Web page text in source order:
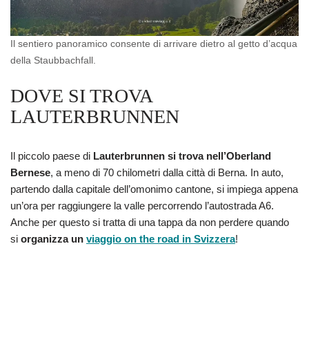
Il sentiero panoramico consente di arrivare dietro al getto d’acqua
della Staubbachfall.
DOVE SI TROVA
LAUTERBRUNNEN
Il piccolo paese di Lauterbrunnen si trova nell’Oberland
Bernese, a meno di 70 chilometri dalla città di Berna. In auto,
partendo dalla capitale dell’omonimo cantone, si impiega appena
un’ora per raggiungere la valle percorrendo l’autostrada A6.
Anche per questo si tratta di una tappa da non perdere quando
si organizza un viaggio on the road in Svizzera!